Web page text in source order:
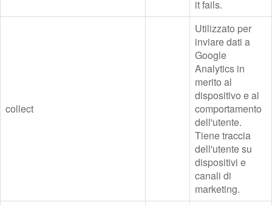
it fails.
collect
Utilizzato per
inviare dati a
Google
Analytics in
merito al
dispositivo e al
comportamento
dell'utente.
Tiene traccia
dell'utente su
dispositivi e
canali di
marketing.